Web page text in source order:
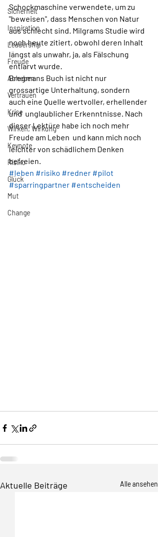
Sicherheit
Inspiration
Leadership
Freude
Abheben
Vertrauen
Krise
Wirken, Wirkung
Keynote
Risiko
Glück
Mut
Change
Schockmaschine verwendete, um zu
"beweisen", dass Menschen von Natur
aus schlecht sind. Milgrams Studie wird
noch heute zitiert, obwohl deren Inhalt
längst als unwahr, ja, als Fälschung
entlarvt wurde.
Bregmans Buch ist nicht nur
grossartige Unterhaltung, sondern
auch eine Quelle wertvoller, erhellender
und  unglaublicher Erkenntnisse. Nach
dieser Lektüre habe ich noch mehr
Freude am Leben  und kann mich noch
leichter von schädlichem Denken
befreien.
#leben #risiko #redner #pilot
#sparringpartner #entscheiden
Aktuelle Beiträge Alle ansehen